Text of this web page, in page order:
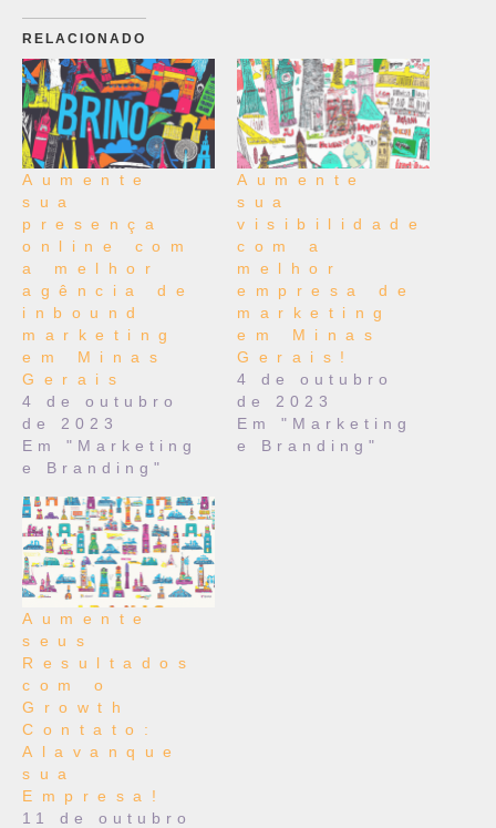
RELACIONADO
Aumente
sua
presença
online com
a melhor
agência de
inbound
marketing
em Minas
Gerais
4 de outubro
de 2023
Em "Marketing
e Branding"
Aumente
sua
visibilidade
com a
melhor
empresa de
marketing
em Minas
Gerais!
4 de outubro
de 2023
Em "Marketing
e Branding"
Aumente
seus
Resultados
com o
Growth
Contato:
Alavanque
sua
Empresa!
11 de outubro